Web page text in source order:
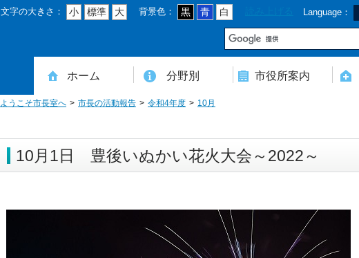
文字の大きさ： 小 標準 大 背景色： 黒 青 白 Language：
ホーム 分野別
住民登録・戸籍・印鑑・マイナンバー
税・年金・国民健康保険・後期高齢者医療
教育・文化・スポーツ・人権・男女共同参画
健康・医療・介護・福祉・食育
消防・防災・安全・環境・ごみ・住宅・水道
商工・労働・消費者行政
入札・契約・工事・委託
農業・林業・農業委員会事務局
道路・都市計画・地籍・交通
議会・選管・監査
まちづくり・財政・管財・各種計画・人事・各支所・その他
市役所案内
本庁舎案内図
庁舎案内
行政組織
人口・世帯数・高齢者人口
豊後大野市の概要
豊後大野市の歴史
合併経過
市章・市民憲章・市花・市木等
豊後大野市友好交流協定
豊後大野市のすがた
豊後大野市の観光
豊後大野市の各種計画
ようこそ市長室へ
名誉市民
豊後大野市ふるさと大使
ようこそ市長室へ 市長の活動報告 令和4年度
10月
10月1日 豊後いぬかい花火大会～2022～